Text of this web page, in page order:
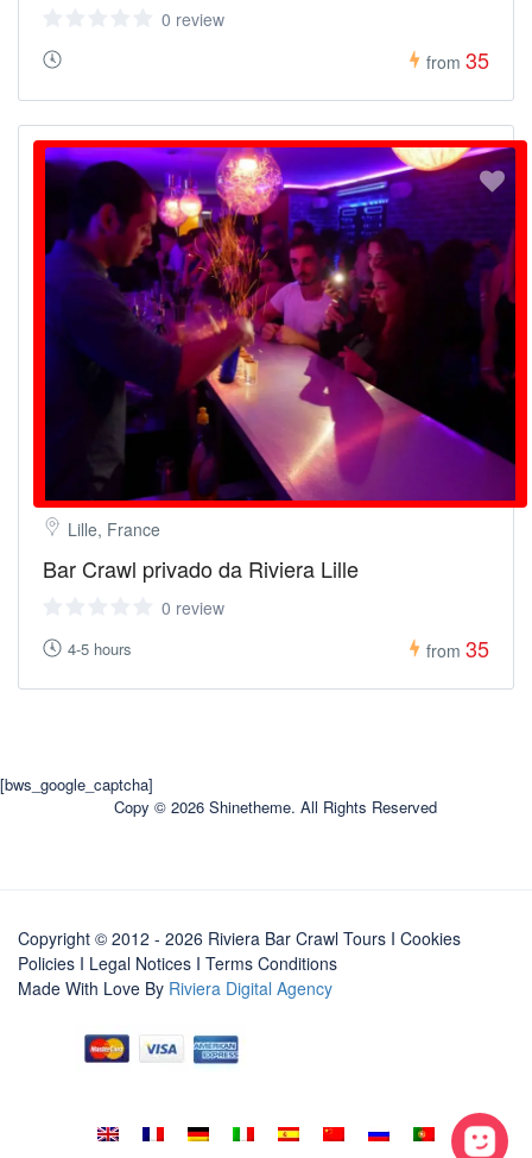
Lille, France
Bar Crawl privado da Riviera Lille
0 review
4-5 hours from 35
0 review
from 35
[bws_google_captcha]
Copy © 2026 Shinetheme. All Rights Reserved
Copyright © 2012 - 2026 Riviera Bar Crawl Tours I Cookies
Policies I Legal Notices I Terms Conditions
Made With Love By Riviera Digital Agency